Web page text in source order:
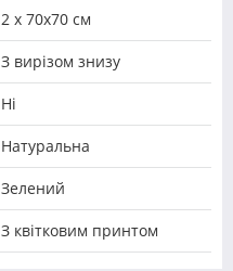
2 х 70х70 см
З вирізом знизу
Ні
Натуральна
Зелений
З квітковим принтом